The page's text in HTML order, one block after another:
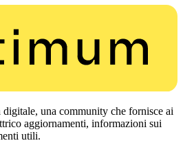
una community che fornisce ai
aggiornamenti, informazioni sui
utili.